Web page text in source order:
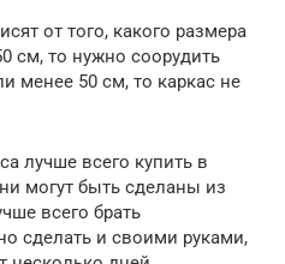
от того, какого размера
см, то нужно соорудить
менее 50 см, то каркас не
лучше всего купить в
могут быть сделаны из
всего брать
сделать и своими руками,